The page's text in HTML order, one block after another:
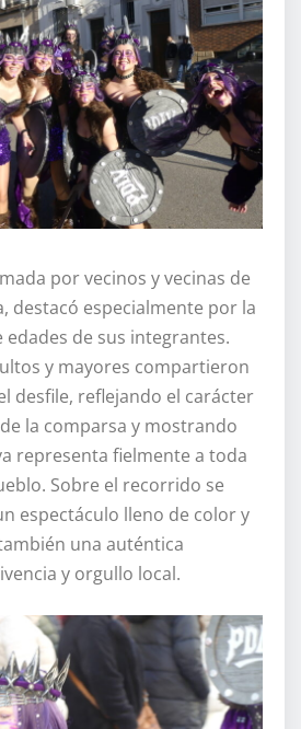
por vecinos y vecinas de
destacó especialmente por la
de sus integrantes.
y mayores compartieron
desfile, reflejando el carácter
la comparsa y mostrando
representa fielmente a toda
Sobre el recorrido se
espectáculo lleno de color y
una auténtica
y orgullo local.